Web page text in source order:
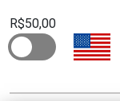
R$50,00